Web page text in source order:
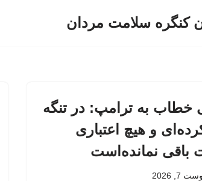
کنگره سلامت مردان
خطاب به ترامپ: در تنگه
و هیچ اعتباری
باقی نمانده‌است
7, 2026